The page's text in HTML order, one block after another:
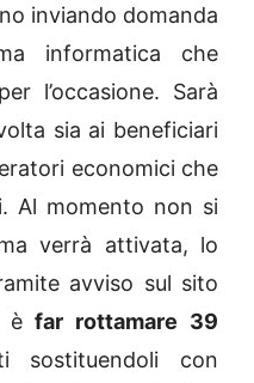
inviando domanda
informatica che
l’occasione. Sarà
sia ai beneficiari
economici che
Al momento non si
verrà attivata, lo
avviso sul sito
èfar rottamare 39
sostituendoli con